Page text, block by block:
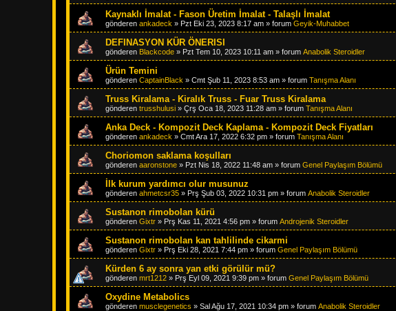
Kaynaklı İmalat - Fason Üretim İmalat - Talaşlı İmalat
gönderen ankadeck » Pzt Eki 23, 2023 8:17 am » forum Geyik-Muhabbet
DEFINASYON KÜR ÖNERISI
gönderen Blackcode » Pzt Tem 10, 2023 10:11 am » forum Anabolik Steroidler
Ürün Temini
gönderen CaptainBlack » Cmt Şub 11, 2023 8:53 am » forum Tanışma Alanı
Truss Kiralama - Kiralık Truss - Fuar Truss Kiralama
gönderen trusshulusi » Çrş Oca 18, 2023 11:28 am » forum Tanışma Alanı
Anka Deck - Kompozit Deck Kaplama - Kompozit Deck Fiyatları
gönderen ankadeck » Cmt Ara 17, 2022 6:32 pm » forum Tanışma Alanı
Choriomon saklama koşulları
gönderen aaronstone » Pzt Nis 18, 2022 11:48 am » forum Genel Paylaşım Bölümü
İlk kurum yardımcı olur musunuz
gönderen ahmetcsr35 » Prş Şub 03, 2022 10:31 pm » forum Anabolik Steroidler
Sustanon rimobolan kürü
gönderen Gixtr » Prş Kas 11, 2021 4:56 pm » forum Androjenik Steroidler
Sustanon rimobolan kan tahlilinde cikarmi
gönderen Gixtr » Prş Eki 28, 2021 7:44 pm » forum Genel Paylaşım Bölümü
Kürden 6 ay sonra yan etki görülür mü?
gönderen mrt1212 » Prş Eyl 09, 2021 9:39 pm » forum Genel Paylaşım Bölümü
Oxydine Metabolics
gönderen musclegenetics » Sal Ağu 17, 2021 10:34 pm » forum Anabolik Steroidler